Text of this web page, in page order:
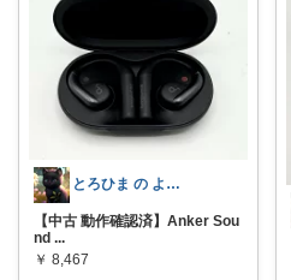
とろひま の よろず屋～お得な商品たち～
【中古 動作確認済】Anker Sou
nd ...
￥ 8,467